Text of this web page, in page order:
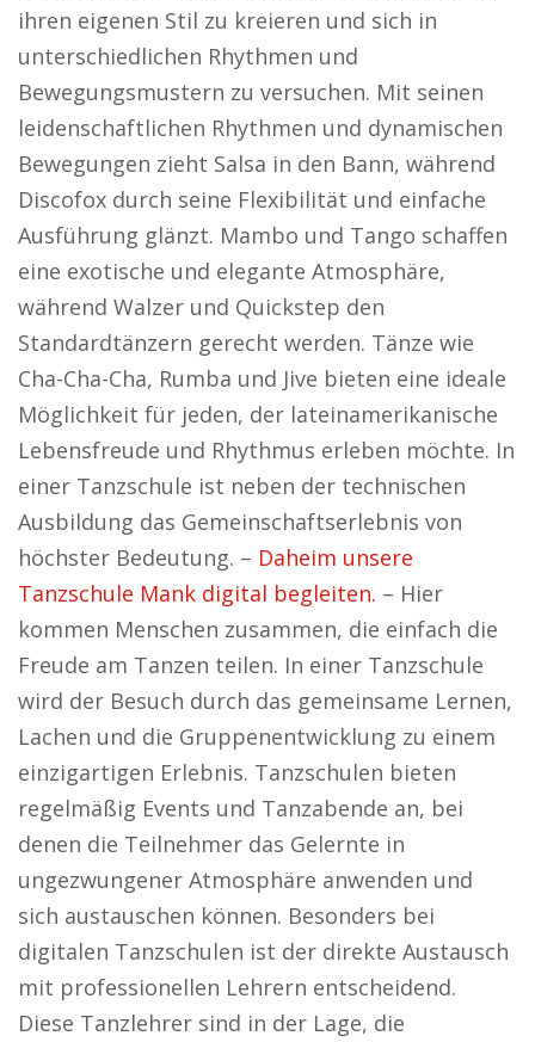
ihren eigenen Stil zu kreieren und sich in
unterschiedlichen Rhythmen und
Bewegungsmustern zu versuchen. Mit seinen
leidenschaftlichen Rhythmen und dynamischen
Bewegungen zieht Salsa in den Bann, während
Discofox durch seine Flexibilität und einfache
Ausführung glänzt. Mambo und Tango schaffen
eine exotische und elegante Atmosphäre,
während Walzer und Quickstep den
Standardtänzern gerecht werden. Tänze wie
Cha-Cha-Cha, Rumba und Jive bieten eine ideale
Möglichkeit für jeden, der lateinamerikanische
Lebensfreude und Rhythmus erleben möchte. In
einer Tanzschule ist neben der technischen
Ausbildung das Gemeinschaftserlebnis von
höchster Bedeutung. – Daheim unsere
Tanzschule Mank digital begleiten. – Hier
kommen Menschen zusammen, die einfach die
Freude am Tanzen teilen. In einer Tanzschule
wird der Besuch durch das gemeinsame Lernen,
Lachen und die Gruppenentwicklung zu einem
einzigartigen Erlebnis. Tanzschulen bieten
regelmäßig Events und Tanzabende an, bei
denen die Teilnehmer das Gelernte in
ungezwungener Atmosphäre anwenden und
sich austauschen können. Besonders bei
digitalen Tanzschulen ist der direkte Austausch
mit professionellen Lehrern entscheidend.
Diese Tanzlehrer sind in der Lage, die